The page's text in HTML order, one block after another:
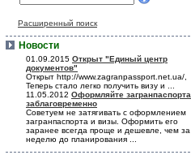
Расширенный поиск
Новости
01.09.2015 Открыт "Единый центр
документов"
Открыт http://www.zagranpassport.net.ua/,
Теперь стало легко получить визу и ...
11.05.2012 Оформляйте загранпаспорта
заблаговременно
Советуем не затягивать с оформлением
загранпаспорта и визы. Оформить его
заранее всегда проще и дешевле, чем за
неделю до планирования ...